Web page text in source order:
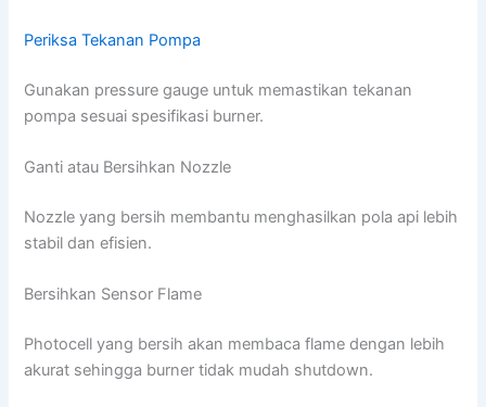
Periksa Tekanan Pompa
Gunakan pressure gauge untuk memastikan tekanan
pompa sesuai spesifikasi burner.
Ganti atau Bersihkan Nozzle
Nozzle yang bersih membantu menghasilkan pola api lebih
stabil dan efisien.
Bersihkan Sensor Flame
Photocell yang bersih akan membaca flame dengan lebih
akurat sehingga burner tidak mudah shutdown.